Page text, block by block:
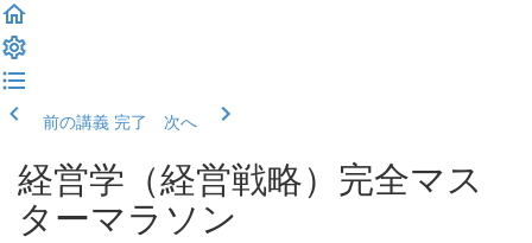
前の講義 完了 次へ
経営学（経営戦略）完全マス
ターマラソン